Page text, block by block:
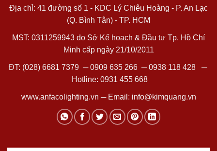
Địa chỉ: 41 đường số 1 - KDC Lý Chiêu Hoàng - P. An Lạc
(Q. Bình Tân) - TP. HCM
MST: 0311259943 do Sở Kế hoạch & Đầu tư Tp. Hồ Chí
Minh cấp ngày 21/10/2011
ĐT: (028) 6681 7379 ─0909 635 266─0938 118 428─
Hotline: 0931 455 668
www.anfacolighting.vn ─ Email: info@kimquang.vn